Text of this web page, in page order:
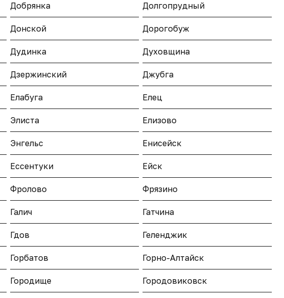
Добрянка Долгопрудный
Донской Дорогобуж
Дудинка Духовщина
Дзержинский Джубга
Елабуга Елец
Элиста Елизово
Энгельс Енисейск
Ессентуки Ейск
Фролово Фрязино
Галич Гатчина
Гдов Геленджик
Горбатов Горно-Алтайск
Городище Городовиковск